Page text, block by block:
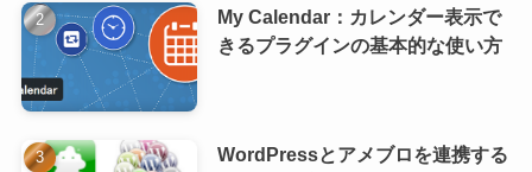
My Calendar：カレンダー表示で
きるプラグインの基本的な使い方
WordPressとアメブロを連携する